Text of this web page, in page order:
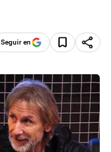
Seguir en